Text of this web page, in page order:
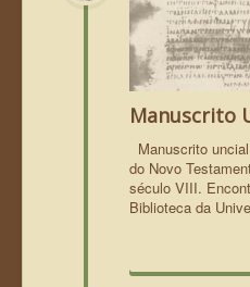
Manuscrito
Manuscrito
do Novo
século VIII.
Biblioteca da